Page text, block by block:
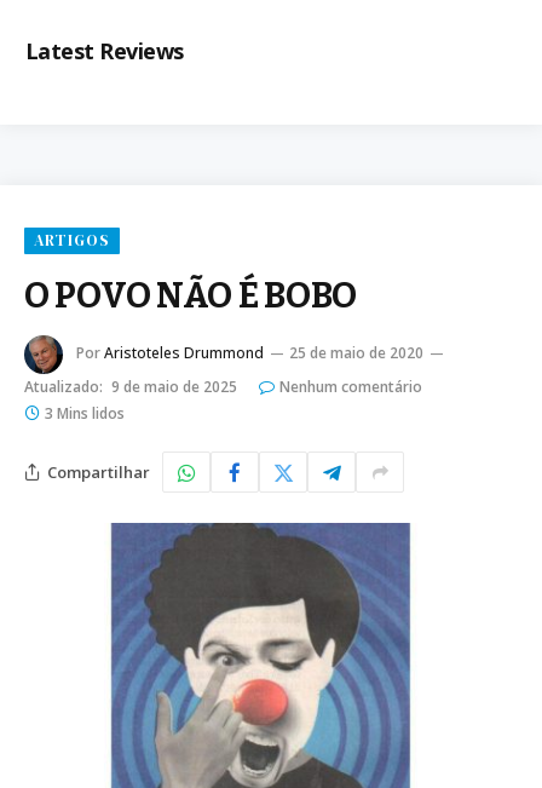
Latest Reviews
ARTIGOS
O POVO NÃO É BOBO
PorAristoteles Drummond
25 de maio de 2020
Atualizado: 9 de maio de 2025
Nenhum comentário
3 Mins lidos
Compartilhar